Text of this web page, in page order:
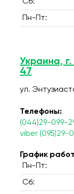
Пн-Пт:
Украина,
47
ул.
Телефоны:
(044)29-099-
viber (095)29-
График
Пн-Пт:
Сб: